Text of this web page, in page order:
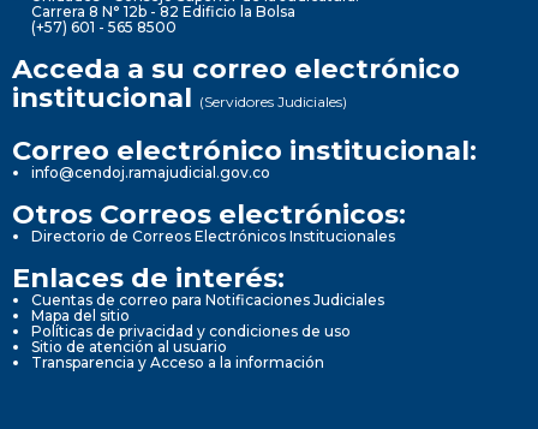
Carrera 8 N° 12b - 82 Edificio la Bolsa
(+57) 601 - 565 8500
Acceda a su correo electrónico
institucional (Servidores Judiciales)
Correo electrónico institucional:
info@cendoj.ramajudicial.gov.co
Otros Correos electrónicos:
Directorio de Correos Electrónicos Institucionales
Enlaces de interés:
Cuentas de correo para Notificaciones Judiciales
Mapa del sitio
Políticas de privacidad y condiciones de uso
Sitio de atención al usuario
Transparencia y Acceso a la información